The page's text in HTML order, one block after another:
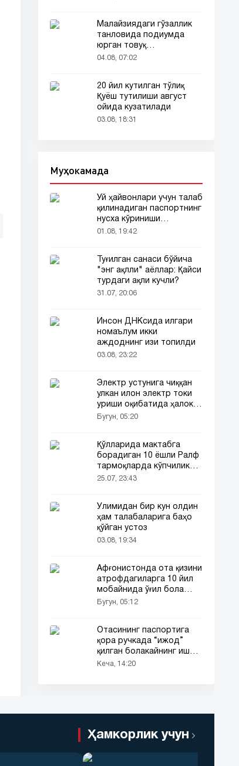
Малайзиядаги гўзаллик
танловида подиумда
юрган товуқ
томошабинлар
04.08, 07:02
20 йил кутилган тўлиқ
Қуёш тутилиши август
ойида кузатилади
03.08, 18:31
Муҳокамада
Уй ҳайвонлари учун талаб
қилинадиган паспортнинг
нусха кўриниши
тармоқларда тарқалди
01.08, 19:42
Туғилган санаси бўйича
"энг ақлли" аёллар: Қайси
турдаги ақли кучли?
31.07, 20:06
Инсон ДНКсида илгари
номаълум икки
аждоднинг изи топилди
03.08, 23:22
Электр устунига чиққан
улкан илон электр токи
уриши оқибатида ҳалок
бўлди
Бугун, 05:20
Қўлларида мактабга
борадиган 10 ёшли Ралф
тармоқларда кўпчиликни
таъсирлантирди
25.07, 23:43
Ўлимидан бир кун олдин
ҳам талабаларига баҳо
қўйган устоз
03.08, 19:34
Афғонистонда ота қизини
атрофдагиларга 10 йил
мобайнида ўғил бола
сифатида таништирди
Бугун, 05:12
Отасининг паспортига
қора ручкада “ижод”
қилган болакайнинг иши
барчанинг диққатини
Кеча, 14:20
Ҳамкорлик учун